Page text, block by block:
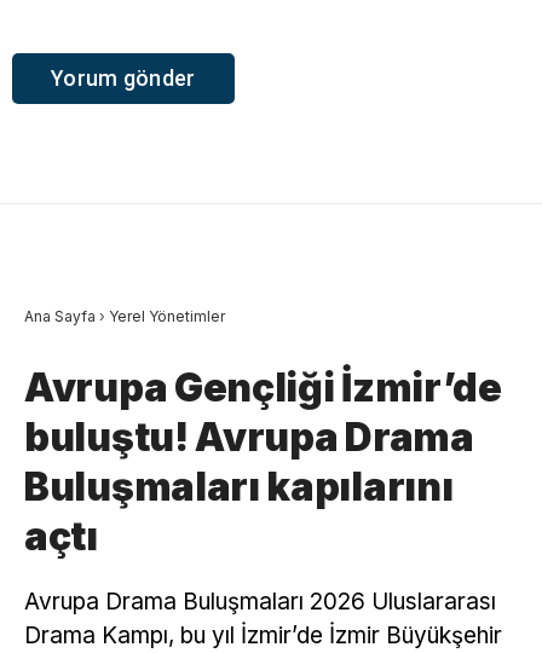
Ana Sayfa › Yerel Yönetimler
Avrupa Gençliği İzmir’de
buluştu! Avrupa Drama
Buluşmaları kapılarını
açtı
Avrupa Drama Buluşmaları 2026 Uluslararası
Drama Kampı, bu yıl İzmir’de İzmir Büyükşehir